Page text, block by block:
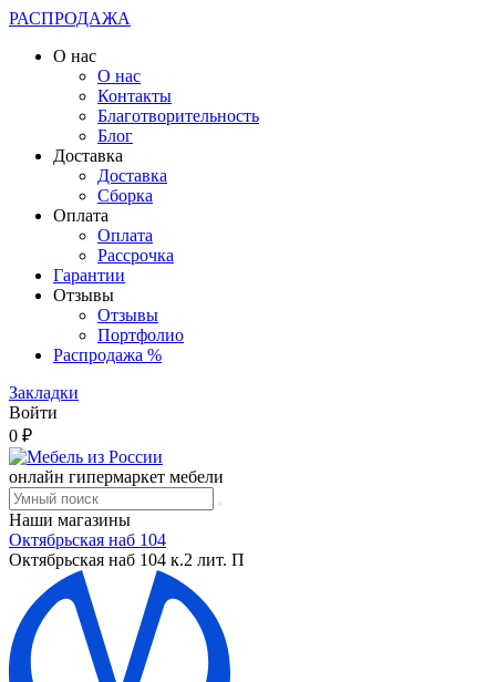
РАСПРОДАЖА
О нас
О нас
Контакты
Благотворительность
Блог
Доставка
Доставка
Сборка
Оплата
Оплата
Рассрочка
Гарантии
Отзывы
Отзывы
Портфолио
Распродажа %
Закладки
Войти
0 ₽
онлайн гипермаркет мебели
Наши магазины
Октябрьская наб 104
Октябрьская наб 104 к.2 лит. П